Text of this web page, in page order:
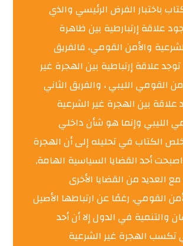
باختبار الفرض الرئيسي والذي
علاقة إرتبارطية بين ظاهرة
والأمن القومي، فالفريق
توجد علاقة إرتباطية بين الهجرة غير
القومي الليبي ، والفريق الثاني
علاقة بين الهجرة غير الشرعية
الليبي وإنما هو شأن داخلي
الكتاب في تحليله إلى أن الهجرة
أحد القضايا السياسية الهامة,
العديد من القضايا الأخرى
القومي, رغمًا عن ارتباطها الأصيل
والتنمية في الدول إلا أن أحد
تكسب الهجرة غير الشرعية